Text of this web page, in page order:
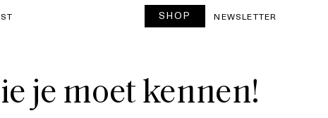
SHOP NEWSLETTER
je moet kennen!